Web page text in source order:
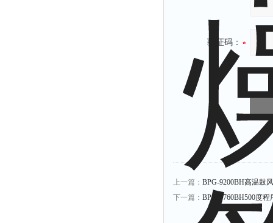
验证码：
上一篇： BPG-9200BH高温鼓
下一篇： BPG-9760BH500度